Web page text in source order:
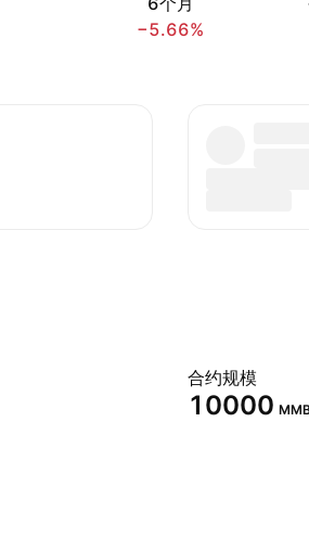
−5.66%
合约规模
10000